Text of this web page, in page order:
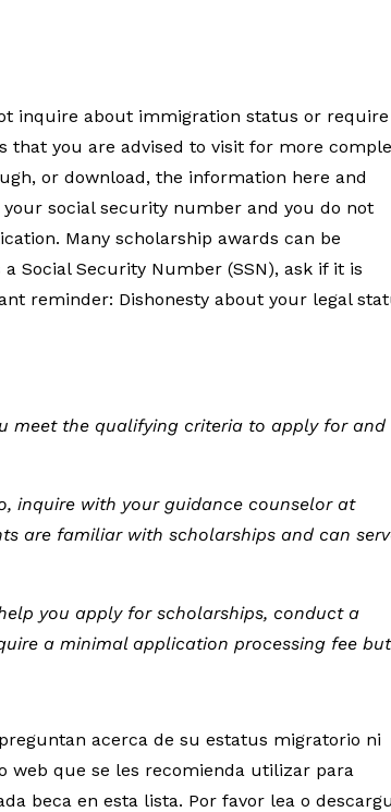
inquire about immigration status or require
that you are advised to visit for more
or download, the information here and
social security number and you do not
Many scholarship awards can be
Social Security Number (SSN), ask if it is
reminder: Dishonesty about your legal
meet the qualifying criteria to apply for and
inquire with your guidance counselor at
are familiar with scholarships and can
you apply for scholarships, conduct a
a minimal application processing fee but
acerca de su estatus migratorio ni
web que se les recomienda utilizar para
beca en esta lista. Por favor lea o